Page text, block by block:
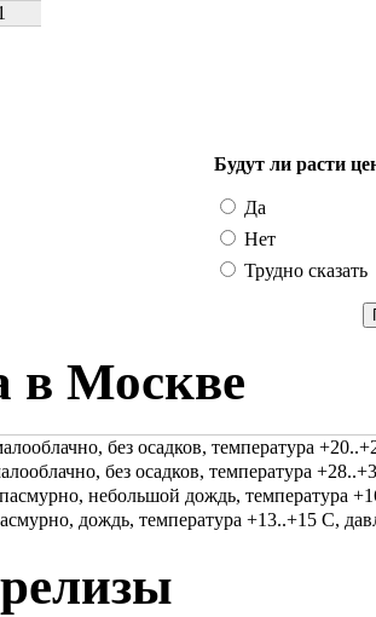
Будут ли расти
Да
Нет
Трудно сказать
в Москве
без осадков, температура
без осадков, температура
пасмурно, небольшой дождь, температура
дождь, температура +13..+15 С,